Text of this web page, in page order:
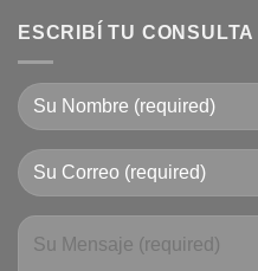
ESCRIBÍ TU CONSULTA